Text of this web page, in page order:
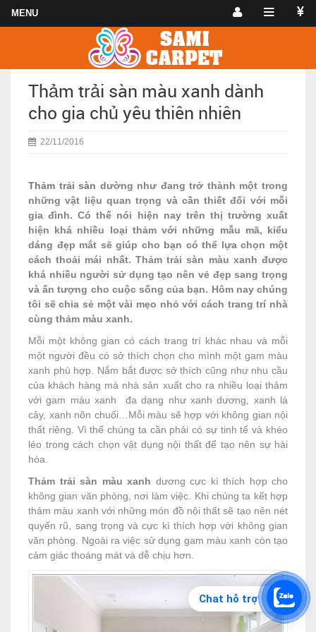
Thảm trải sàn màu xanh dành
cho gia chủ yêu thiên nhiên
22/11/2016
Thảm trải sàn dường như đang trở thành một trong
những vật liệu quan trọng và cần thiết đối với mỗi
gia đình. Có thế nói hiện nay trên thị trường xuất
hiện khá nhiều loại thảm với những mẫu mã, kiểu
dáng đẹp mắt sẽ giúp cho bạn có thể lựa chọn một
cách thoải mái nhất. Thảm trải sàn màu xanh được
khá nhiều người sử dụng tạo nên vẻ đẹp sang trọng
và ấn tượng cho cuộc sống của bạn. Hôm nay chúng
tôi sẽ chia sẻ một vài mẹo nhỏ với cách trang trí nhà
cùng thảm màu xanh.
Mỗi một không gian có cách trang trí khác nhau và mỗi
một người đều có sở thích chọn cho mình một gam màu
xanh phù hợp. Nắm bắt được sở thích cũng như nhu cầu
của khách hàng mà nhà sản xuất cho ra nhiều loại thảm
với gam màu xanh đa dạng như xanh dương, xanh lá
cây, xanh nõn chuối…Mỗi màu sẽ hợp với không gian nội
thất riêng. Vì thế chúng ta cần phải có sự tinh tế và khéo
léo trong cách chọn vật dụng nội thất để tạo nên sự hài
hòa.
Thảm trải sàn màu xanh dương cực kì thích hợp cho
không gian văn phòng, nơi làm việc. Khi chúng ta kết hợp
thảm màu xanh với những món đồ nội thất sẽ tạo nên nét
quyến rũ, sang trọng và cực kì thích hợp với không gian
văn phòng. Ngoài ra việc sử dụng gam màu xanh còn tạo
cảm giác thoáng mát và dễ chịu hơn.
Chat hỗ trợ